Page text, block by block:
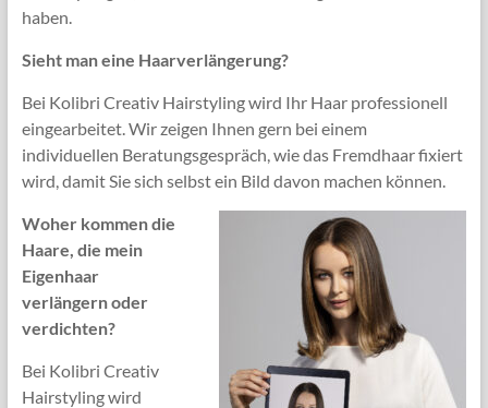
haben.
Sieht man eine Haarverlängerung?
Bei Kolibri Creativ Hairstyling wird Ihr Haar professionell
eingearbeitet. Wir zeigen Ihnen gern bei einem
individuellen Beratungsgespräch, wie das Fremdhaar fixiert
wird, damit Sie sich selbst ein Bild davon machen können.
Woher kommen die
Haare, die mein
Eigenhaar
verlängern oder
verdichten?
Bei Kolibri Creativ
Hairstyling wird